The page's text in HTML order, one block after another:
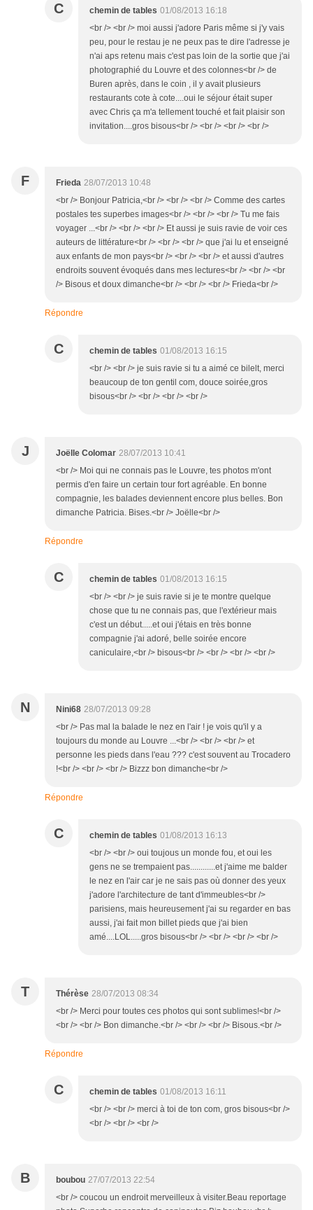
C chemin de tables 01/08/2013 16:18
<br /> <br /> moi aussi j'adore Paris même si j'y vais
peu, pour le restau je ne peux pas te dire l'adresse je
n'ai aps retenu mais c'est pas loin de la sortie que j'ai
photographié du Louvre et des colonnes<br /> de
Buren après, dans le coin , il y avait plusieurs
restaurants cote à cote....oui le séjour était super
avec Chris ça m'a tellement touché et fait plaisir son
invitation....gros bisous<br /> <br /> <br /> <br />
F Frieda 28/07/2013 10:48
<br /> Bonjour Patricia,<br /> <br /> <br /> Comme des cartes
postales tes superbes images<br /> <br /> <br /> Tu me fais
voyager ...<br /> <br /> <br /> Et aussi je suis ravie de voir ces
auteurs de littérature<br /> <br /> <br /> que j'ai lu et enseigné
aux enfants de mon pays<br /> <br /> <br /> et aussi d'autres
endroits souvent évoqués dans mes lectures<br /> <br /> <br
/> Bisous et doux dimanche<br /> <br /> <br /> Frieda<br />
Répondre
C chemin de tables 01/08/2013 16:15
<br /> <br /> je suis ravie si tu a aimé ce bilelt, merci
beaucoup de ton gentil com, douce soirée,gros
bisous<br /> <br /> <br /> <br />
J Joëlle Colomar 28/07/2013 10:41
<br /> Moi qui ne connais pas le Louvre, tes photos m'ont
permis d'en faire un certain tour fort agréable. En bonne
compagnie, les balades deviennent encore plus belles. Bon
dimanche Patricia. Bises.<br /> Joëlle<br />
Répondre
C chemin de tables 01/08/2013 16:15
<br /> <br /> je suis ravie si je te montre quelque
chose que tu ne connais pas, que l'extérieur mais
c'est un début.....et oui j'étais en très bonne
compagnie j'ai adoré, belle soirée encore
caniculaire,<br /> bisous<br /> <br /> <br /> <br />
N Nini68 28/07/2013 09:28
<br /> Pas mal la balade le nez en l'air ! je vois qu'il y a
toujours du monde au Louvre ...<br /> <br /> <br /> et
personne les pieds dans l'eau ??? c'est souvent au Trocadero
!<br /> <br /> <br /> Bizzz bon dimanche<br />
Répondre
C chemin de tables 01/08/2013 16:13
<br /> <br /> oui toujous un monde fou, et oui les
gens ne se trempaient pas............et j'aime me balder
le nez en l'air car je ne sais pas où donner des yeux
j'adore l'architecture de tant d'immeubles<br />
parisiens, mais heureusement j'ai su regarder en bas
aussi, j'ai fait mon billet pieds que j'ai bien
amé....LOL.....gros bisous<br /> <br /> <br /> <br />
T Thérèse 28/07/2013 08:34
<br /> Merci pour toutes ces photos qui sont sublimes!<br />
<br /> <br /> Bon dimanche.<br /> <br /> <br /> Bisous.<br />
Répondre
C chemin de tables 01/08/2013 16:11
<br /> <br /> merci à toi de ton com, gros bisous<br />
<br /> <br /> <br />
B boubou 27/07/2013 22:54
<br /> coucou un endroit merveilleux à visiter.Beau reportage